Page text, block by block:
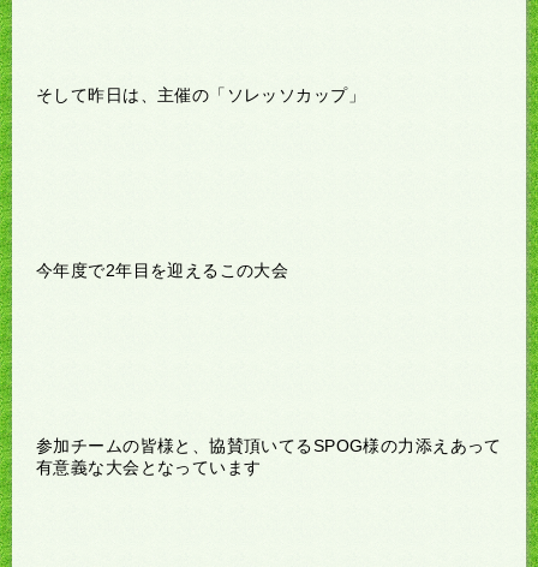
そして昨日は、主催の「ソレッソカップ」
今年度で2年目を迎えるこの大会
参加チームの皆様と、協賛頂いてるSPOG様の力添えあって
有意義な大会となっています